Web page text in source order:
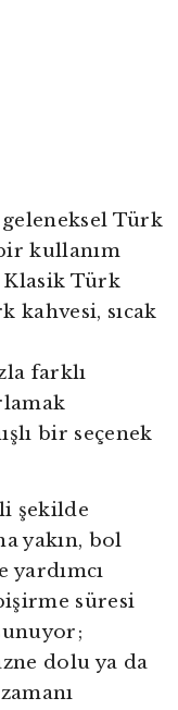
Türk
kullanım
Klasik Türk
kahvesi, sıcak
farklı
bir seçenek
şekilde
yakın, bol
süresi
dolu ya da